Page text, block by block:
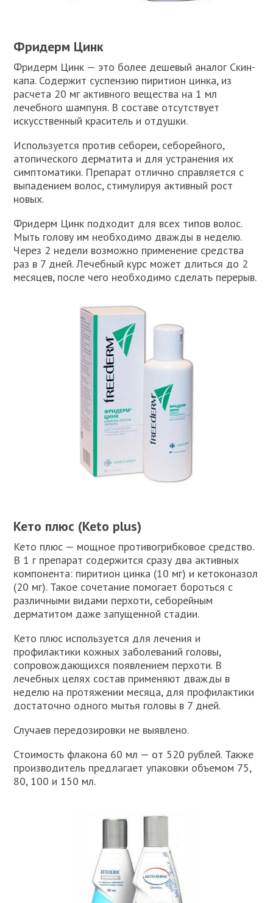
Фридерм Цинк
Фридерм Цинк — это более дешевый аналог Скин-
капа. Содержит суспензию пиритион цинка, из
расчета 20 мг активного вещества на 1 мл
лечебного шампуня. В составе отсутствует
искусственный краситель и отдушки.
Используется против себореи, себорейного,
атопического дерматита и для устранения их
симптоматики. Препарат отлично справляется с
выпадением волос, стимулируя активный рост
новых.
Фридерм Цинк подходит для всех типов волос.
Мыть голову им необходимо дважды в неделю.
Через 2 недели возможно применение средства
раз в 7 дней. Лечебный курс может длиться до 2
месяцев, после чего необходимо сделать перерыв.
Кето плюс (Keto plus)
Кето плюс — мощное противогрибковое средство.
В 1 г препарат содержится сразу два активных
компонента: пиритион цинка (10 мг) и кетоконазол
(20 мг). Такое сочетание помогает бороться с
различными видами перхоти, себорейным
дерматитом даже запущенной стадии.
Кето плюс используется для лечения и
профилактики кожных заболеваний головы,
сопровождающихся появлением перхоти. В
лечебных целях состав применяют дважды в
неделю на протяжении месяца, для профилактики
достаточно одного мытья головы в 7 дней.
Случаев передозировки не выявлено.
Стоимость флакона 60 мл — от 520 рублей. Также
производитель предлагает упаковки объемом 75,
80, 100 и 150 мл.